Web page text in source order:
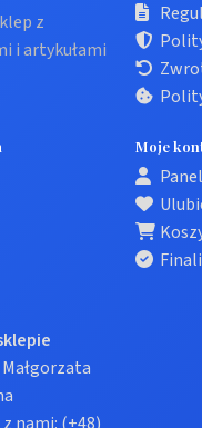
z
i artykułami
Moje
Małgorzata